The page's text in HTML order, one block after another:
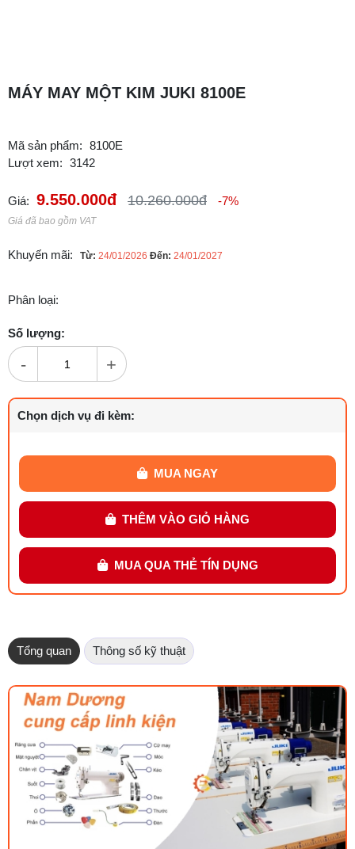
MÁY MAY MỘT KIM JUKI 8100E
Mã sản phẩm: 8100E
Lượt xem: 3142
Giá: 9.550.000đ 10.260.000đ -7%
Giá đã bao gồm VAT
Khuyến mãi: Từ: 24/01/2026 Đến: 24/01/2027
Phân loại:
Số lượng:
- +
Chọn dịch vụ đi kèm:
MUA NGAY
THÊM VÀO GIỎ HÀNG
MUA QUA THẺ TÍN DỤNG
Tổng quan Thông số kỹ thuật